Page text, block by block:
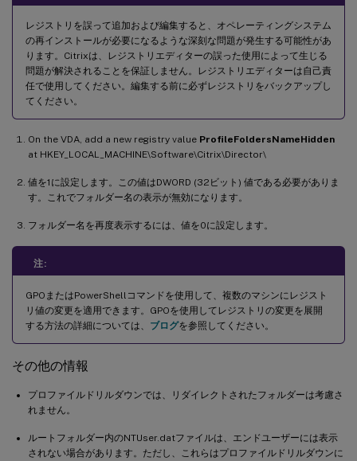
レジストリを誤って追加および編集すると、オペレーティングシステム
の再インストールが必要になるような深刻な問題が発生する可能性があ
ります。Citrixは、レジストリエディターの誤った使用によって生じる
問題が解決されることを保証しません。レジストリエディターは自己責
任で使用してください。編集する前に必ずレジストリをバックアップし
てください。
On the VDA, add a new registry value ProfileFoldersNameHidden
at HKEY_LOCAL_MACHINE\Software\Citrix\Director\
値を1に設定します。この値はDWORD (32ビット) 値である必要がありま
す。これでフォルダー名の表示が無効になります。
フォルダー名を再度表示するには、値を0に設定します。
注:
GPOまたはPowerShellコマンドを使用して、複数のマシンにレジスト
リ値の変更を適用できます。GPOを使用してレジストリの変更を展開
する方法の詳細については、 ブログを参照してください。
その他の情報
プロファイルドリルダウンでは、リダイレクトされたフォルダーは考慮さ
れません。
ルートフォルダー内のNTUser.datファイルは、エンドユーザーには表示
されない場合があります。ただし、これらはプロファイルドリルダウンに